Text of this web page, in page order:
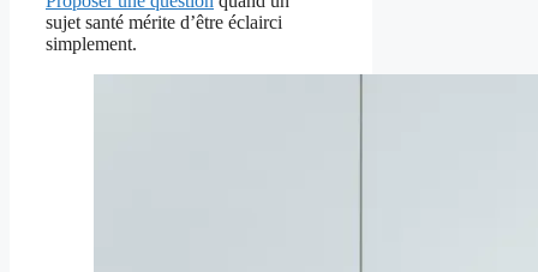
sujet santé mérite d’être éclairci
simplement.